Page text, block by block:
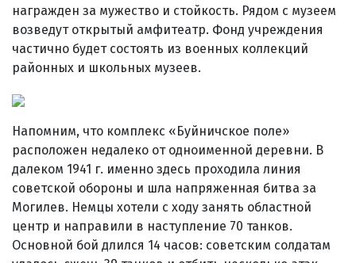
награжден за мужество и стойкость. Рядом с музеем
возведут открытый амфитеатр. Фонд учреждения
частично будет состоять из военных коллекций
районных и школьных музеев.
Напомним, что комплекс «Буйничское поле»
расположен недалеко от одноименной деревни. В
далеком 1941 г. именно здесь проходила линия
советской обороны и шла напряженная битва за
Могилев. Немцы хотели с ходу занять областной
центр и направили в наступление 70 танков.
Основной бой длился 14 часов: советским солдатам